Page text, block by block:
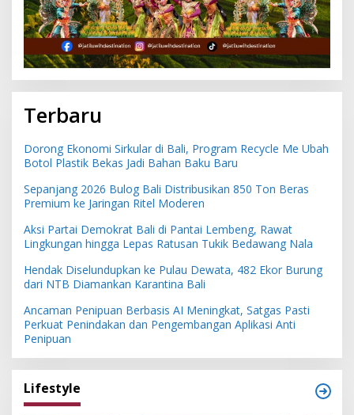
Terbaru
Dorong Ekonomi Sirkular di Bali, Program Recycle Me Ubah
Botol Plastik Bekas Jadi Bahan Baku Baru
Sepanjang 2026 Bulog Bali Distribusikan 850 Ton Beras
Premium ke Jaringan Ritel Moderen
Aksi Partai Demokrat Bali di Pantai Lembeng, Rawat
Lingkungan hingga Lepas Ratusan Tukik Bedawang Nala
Hendak Diselundupkan ke Pulau Dewata, 482 Ekor Burung
dari NTB Diamankan Karantina Bali
Ancaman Penipuan Berbasis AI Meningkat, Satgas Pasti
Perkuat Penindakan dan Pengembangan Aplikasi Anti
Penipuan
Lifestyle